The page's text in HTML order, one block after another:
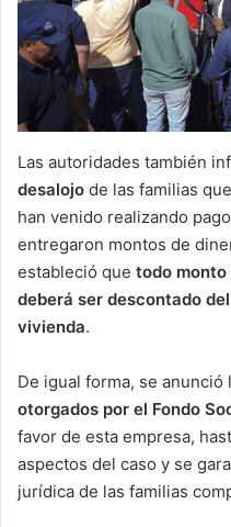
Las autoridades también
desalojo de las familias
han venido realizando
entregaron montos de
estableció que todo monto
deberá ser descontado
vivienda.
De igual forma, se anunció
otorgados por el Fondo
favor de esta empresa,
aspectos del caso y se
jurídica de las familias